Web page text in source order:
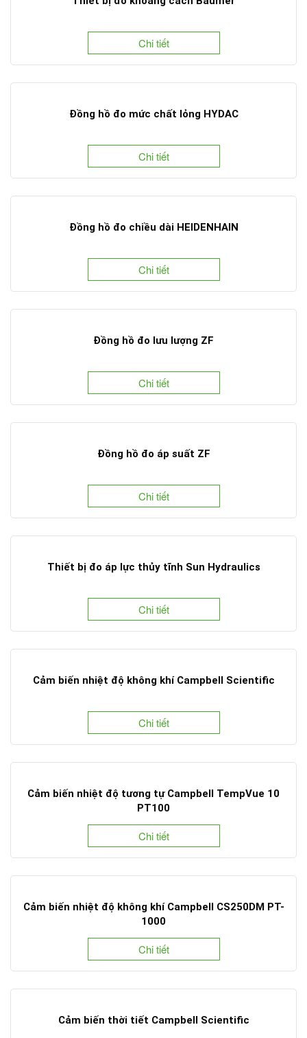
Chi tiết
Đồng hồ đo mức chất lỏng HYDAC
Chi tiết
Đồng hồ đo chiều dài HEIDENHAIN
Chi tiết
Đồng hồ đo lưu lượng ZF
Chi tiết
Đồng hồ đo áp suất ZF
Chi tiết
Thiết bị đo áp lực thủy tĩnh Sun Hydraulics
Chi tiết
Cảm biến nhiệt độ không khí Campbell Scientific
Chi tiết
Cảm biến nhiệt độ tương tự Campbell TempVue 10
PT100
Chi tiết
Cảm biến nhiệt độ không khí Campbell CS250DM PT-
1000
Chi tiết
Cảm biến thời tiết Campbell Scientific